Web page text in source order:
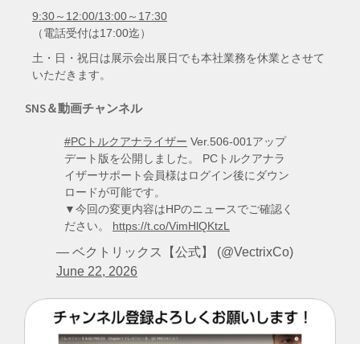
9:30～12:00/13:00～17:30
（電話受付は17:00迄）
土・日・祝日は展示会出展日でも本社業務を休業とさせて
いただきます。
SNS＆動画チャンネル
#PCトルクアナライザー Ver.506-001アップ
デート版を公開しました。 PCトルクアナラ
イザーサポート会員様はログイン後にダウン
ロードが可能です。
▼今回の変更内容はHPのニュースでご確認く
ださい。 https://t.co/VimHlQKtzL
— ベクトリックス【公式】 (@VectrixCo)
June 22, 2026